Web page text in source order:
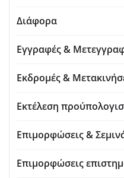
Διάφορα
Εγγραφές &
Εκδρομές &
Εκτέλεση
Επιμορφώσεις &
Επιμορφώσεις